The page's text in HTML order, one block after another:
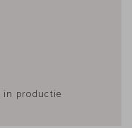
in productie